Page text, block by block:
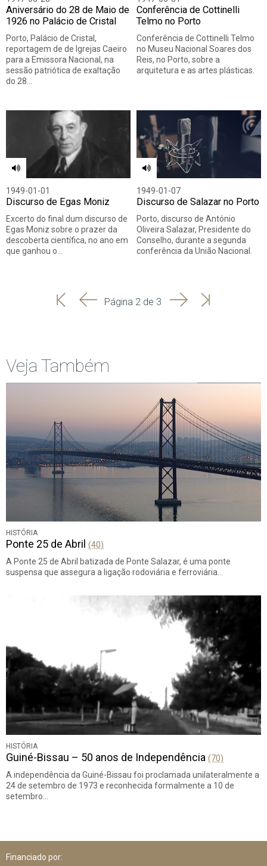
Aniversário do 28 de Maio de
1926 no Palácio de Cristal
Porto, Palácio de Cristal,
reportagem de de Igrejas Caeiro
para a Emissora Nacional, na
sessão patriótica de exaltação
do 28…
Conferência de Cottinelli
Telmo no Porto
Conferência de Cottinelli Telmo
no Museu Nacional Soares dos
Reis, no Porto, sobre a
arquitetura e as artes plásticas.
1949-01-01
Discurso de Egas Moniz
Excerto do final dum discurso de
Egas Moniz sobre o prazer da
descoberta científica, no ano em
que ganhou o…
1949-01-07
Discurso de Salazar no Porto
Porto, discurso de António
Oliveira Salazar, Presidente do
Conselho, durante a segunda
conferência da União Nacional.
'
'
Página 2 de 3 SeguinteÚltima
Veja Também
HISTÓRIA
Ponte 25 de Abril (40)
A Ponte 25 de Abril batizada de Ponte Salazar, é uma ponte
suspensa que assegura a ligação rodoviária e ferroviária…
HISTÓRIA
Guiné-Bissau – 50 anos de Independência (70)
A independência da Guiné-Bissau foi proclamada unilateralmente a
24 de setembro de 1973 e reconhecida formalmente a 10 de
setembro…
Financiado por: